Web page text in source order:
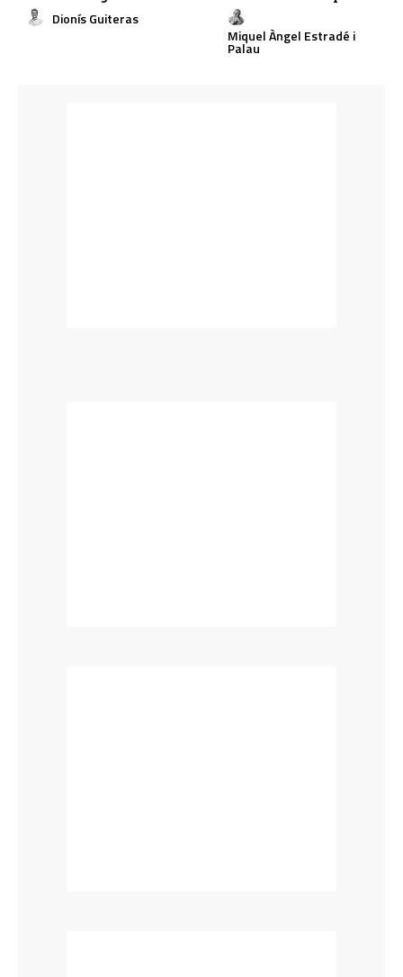
Dionís Guiteras
Miquel Àngel Estradé i
Palau